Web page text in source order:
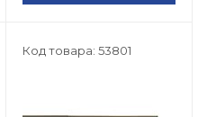
Код товара: 53801